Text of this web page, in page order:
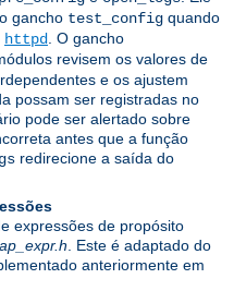
gancho test_config quando
httpd
. O gancho
revisem os valores de
e os ajustem
possam ser registradas no
pode ser alertado sobre
antes que a função
redirecione a saída do
expressões de propósito
ap_expr.h . Este é adaptado do
anteriormente em